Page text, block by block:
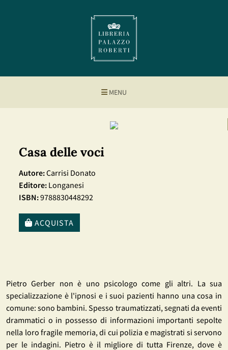
MENU
Casa delle voci
Autore:Carrisi Donato
Editore: Longanesi
ISBN:9788830448292
ACQUISTA
Pietro Gerber non è uno psicologo come gli altri. La sua
specializzazione è l'ipnosi e i suoi pazienti hanno una cosa in
comune: sono bambini. Spesso traumatizzati, segnati da eventi
drammatici o in possesso di informazioni importanti sepolte
nella loro fragile memoria, di cui polizia e magistrati si servono
per le indagini. Pietro è il migliore di tutta Firenze, dove è